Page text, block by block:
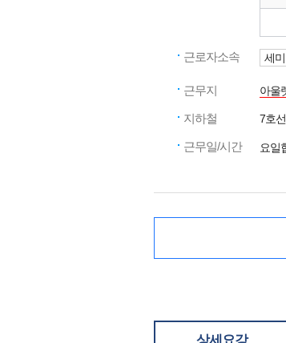
근로자소속 세
근무지 아울
지하철 7호
근무일/시간 요일